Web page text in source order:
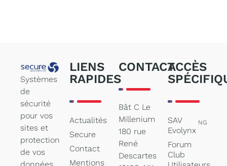
Systèmes
de
sécurité
pour vos
sites et
protection
de vos
LIENS
RAPIDES
Actualités
Secure
Contact
Mentions
CONTACT
Bât C Le
Millenium
180 rue
René
Descartes
ACCÈS
SAV
Evolynx
NG
Forum
Club